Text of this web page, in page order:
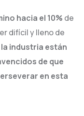
hacia el 10% de
difícil y lleno de
industria están
de que
en esta